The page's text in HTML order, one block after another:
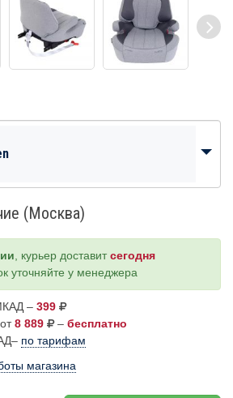
(Москва)
, курьер доставитсегодня
уточняйте у менеджера
– 399
8 889 – бесплатно
по тарифам
магазина